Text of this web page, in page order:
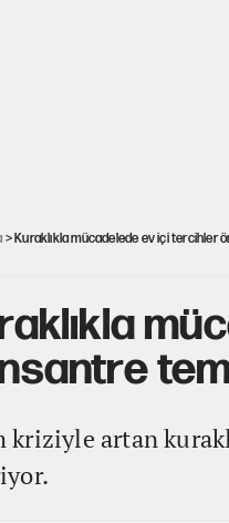
> Kuraklıkla mücadelede ev içi tercihler
artan